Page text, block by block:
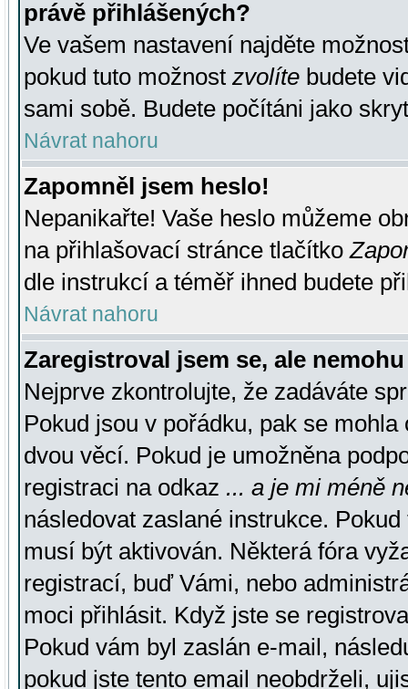
právě přihlášených?
Ve vašem nastavení najděte
pokud tuto možnost zvolíte budete
sami sobě. Budete počítáni jako
Návrat nahoru
Zapomněl jsem heslo!
Nepanikařte! Vaše heslo můžeme
na přihlašovací stránce tlačítko
dle instrukcí a téměř ihned budete
Návrat nahoru
Zaregistroval jsem se, ale
Nejprve zkontrolujte, že zadáváte
Pokud jsou v pořádku, pak se
dvou věcí. Pokud je umožněna
registraci na odkaz ... a je mi méně
následovat zaslané instrukce.
musí být aktivován. Některá fóra
registrací, buď Vámi, nebo
moci přihlásit. Když jste se
Pokud vám byl zaslán e-mail,
pokud jste tento email neobdrželi,